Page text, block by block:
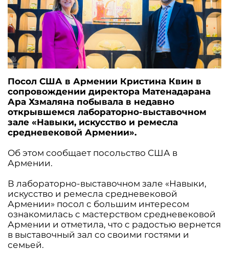
Посол США в Армении Кристина Квин в
сопровождении директора Матенадарана
Ара Хзмаляна побывала в недавно
открывшемся лабораторно-выставочном
зале «Навыки, искусство и ремесла
средневековой Армении».
Об этом сообщает посольство США в
Армении.
В лабораторно-выставочном зале «Навыки,
искусство и ремесла средневековой
Армении» посол с большим интересом
ознакомилась с мастерством средневековой
Армении и отметила, что с радостью вернется
в выставочный зал со своими гостями и
семьей.